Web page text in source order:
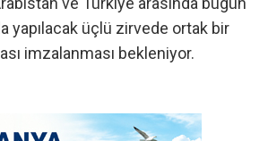
yapılacak üçlü zirvede ortak bir
imzalanması bekleniyor.